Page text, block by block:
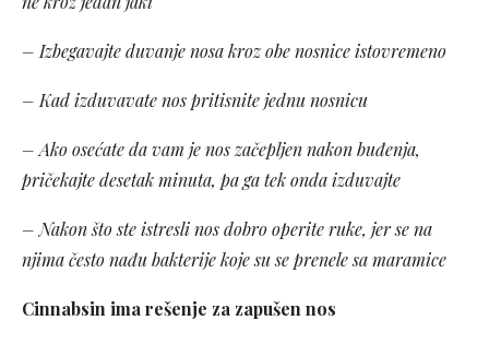
– Izbegavajte duvanje nosa kroz obe nosnice istovremeno
– Kad izduvavate nos pritisnite jednu nosnicu
– Ako osećate da vam je nos začepljen nakon buđenja,
pričekajte desetak minuta, pa ga tek onda izduvajte
– Nakon što ste istresli nos dobro operite ruke, jer se na
njima često nađu bakterije koje su se prenele sa maramice
Cinnabsin ima rešenje za zapušen nos